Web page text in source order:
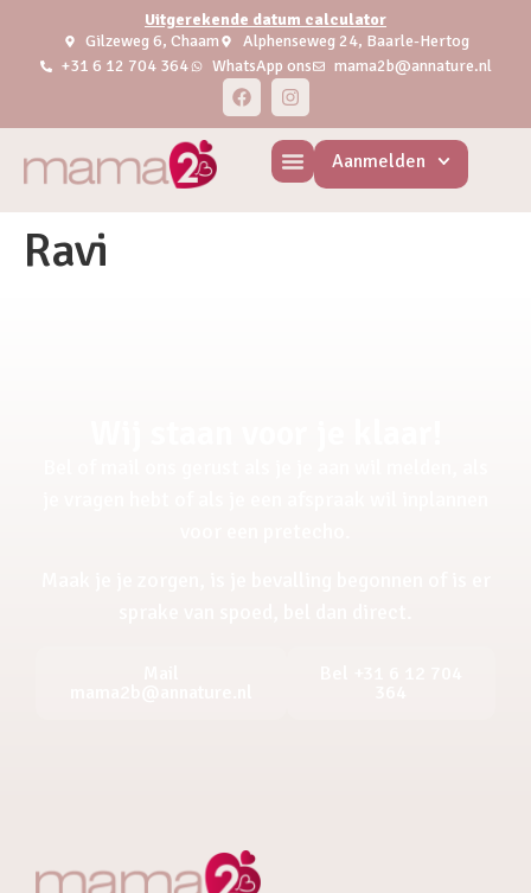
Uitgerekende datum calculator
Gilzeweg 6, Chaam
Alphenseweg 24, Baarle-Hertog
+31 6 12 704 364
WhatsApp ons mama2b@annature.nl
Aanmelden
Ravi